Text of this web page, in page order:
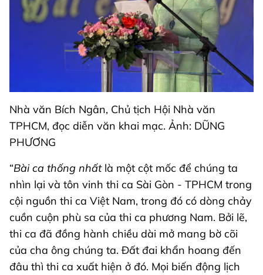
Nhà văn Bích Ngân, Chủ tịch Hội Nhà văn
TPHCM, đọc diễn văn khai mạc. Ảnh: DŨNG
PHƯƠNG
“Bài ca thống nhấtlà một cột mốc để chúng ta
nhìn lại và tôn vinh thi ca Sài Gòn - TPHCM trong
cội nguồn thi ca Việt Nam, trong đó có dòng chảy
cuồn cuộn phù sa của thi ca phương Nam. Bởi lẽ,
thi ca đã đồng hành chiều dài mở mang bờ cõi
của cha ông chúng ta. Đất đai khẩn hoang đến
đâu thì thi ca xuất hiện ở đó. Mọi biến động lịch